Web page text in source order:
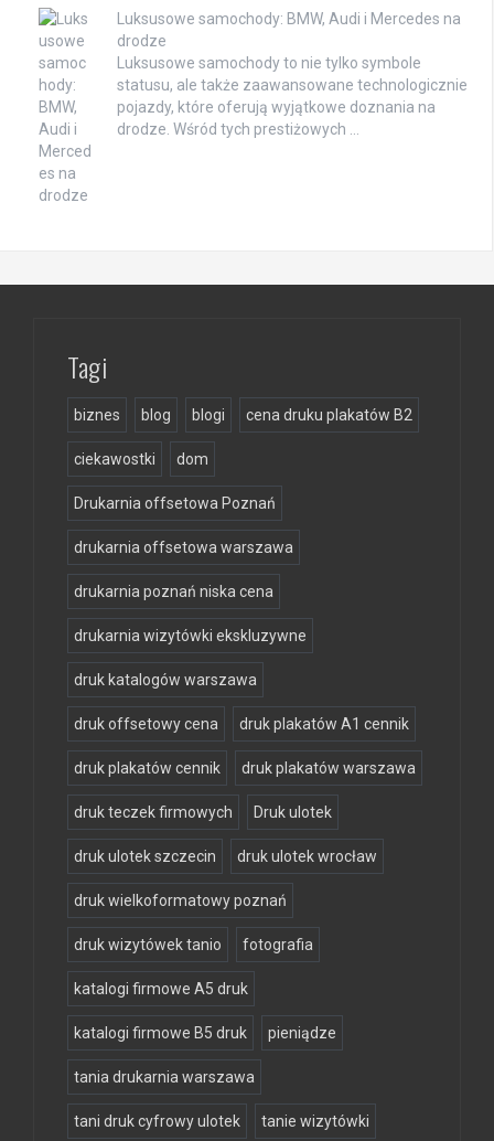
Luksusowe samochody: BMW, Audi i Mercedes na
drodze
Luksusowe samochody to nie tylko symbole
statusu, ale także zaawansowane technologicznie
pojazdy, które oferują wyjątkowe doznania na
drodze. Wśród tych prestiżowych …
Tagi
biznes blog blogi cena druku plakatów B2
ciekawostki dom
Drukarnia offsetowa Poznań
drukarnia offsetowa warszawa
drukarnia poznań niska cena
drukarnia wizytówki ekskluzywne
druk katalogów warszawa
druk offsetowy cena druk plakatów A1 cennik
druk plakatów cennik druk plakatów warszawa
druk teczek firmowych Druk ulotek
druk ulotek szczecin druk ulotek wrocław
druk wielkoformatowy poznań
druk wizytówek tanio fotografia
katalogi firmowe A5 druk
katalogi firmowe B5 druk pieniądze
tania drukarnia warszawa
tani druk cyfrowy ulotek tanie wizytówki